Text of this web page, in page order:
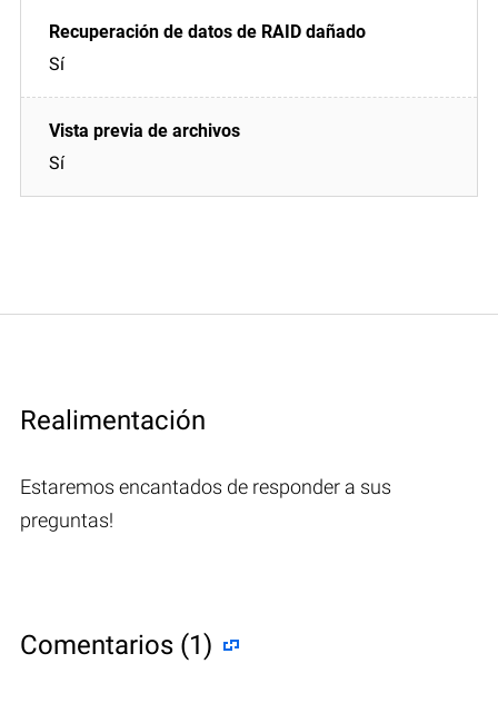
Sí
Sí
Realimentación
Estaremos encantados de responder a sus
preguntas!
Comentarios (1)